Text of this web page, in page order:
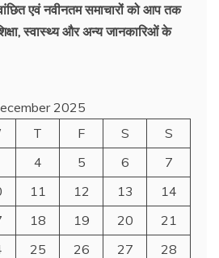
एवं नवीनतम समाचारों को आप तक
स्वास्थ्य और अन्य जानकारिओं के
2025
T F S
S
4 5 6
7
11 12 13
14
18 19 20
21
25 26 27
28